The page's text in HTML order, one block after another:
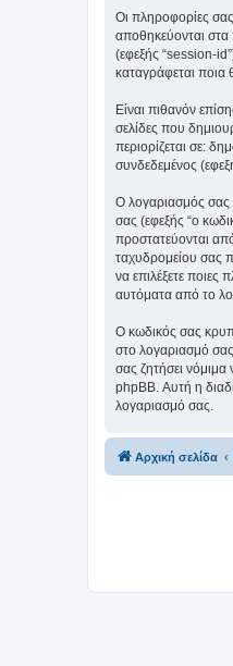
Οι πληροφορίες
αποθηκεύονται
(εφεξής “session-
καταγράφεται ποια
Είναι πιθανόν
σελίδες που
περιορίζεται σε:
συνδεδεμένος
Ο λογαριασμός σας
σας (εφεξής “ο
προστατεύονται
ταχυδρομείου σας
να επιλέξετε ποιες
αυτόματα από το
Ο κωδικός σας
στο λογαριασμό
σας ζητήσει
phpBB. Αυτή η
λογαριασμό σας.
Αρχική σελίδα